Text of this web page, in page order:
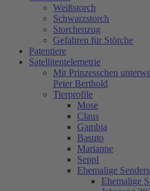
Weißstorch
Schwarzstorch
Storchenzug
Gefahren für Störche
Patentiere
Satellitentelemetrie
Mit Prinzesschen
Peter Berthold
Tierprofile
Mose
Claus
Gambia
Basuto
Marianne
Seppl
Ehemalige
Ehemalige